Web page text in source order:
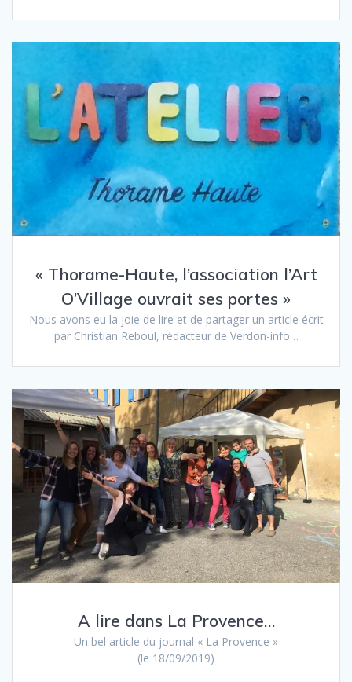
« Thorame-Haute, l’association l’Art
O’Village ouvrait ses portes »
Nous avons eu la joie de lire et de partager un article écrit
par Christian Reboul, rédacteur de Verdon-info…
A lire dans La Provence…
Un bel article du journal « La Provence »
(le 18/09/2019)